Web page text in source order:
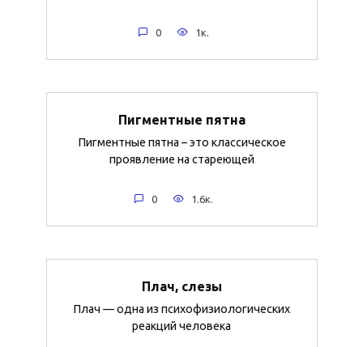
0 1к.
Пигментные пятна
Пигментные пятна – это классическое
проявление на стареющей
0 1.6к.
Плач, слезы
Плач — одна из психофизиологических
реакций человека